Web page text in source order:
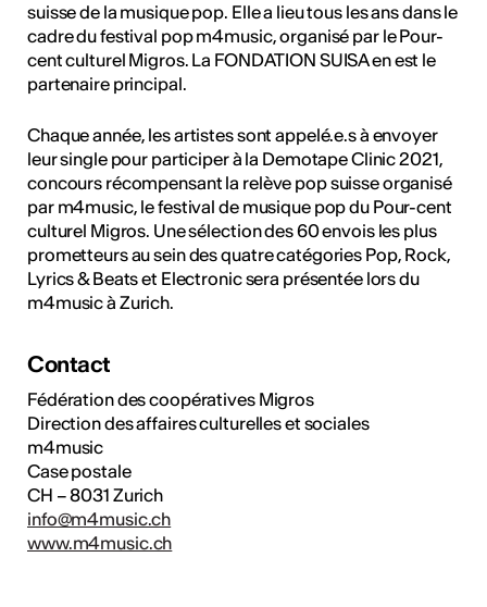
suisse de la musique pop. Elle a lieu tous les ans dans le
cadre du festival pop m4music, organisé par le Pour-
cent culturel Migros. La FONDATION SUISA en est le
partenaire principal.
Chaque année, les artistes sont appelé.e.s à envoyer
leur single pour participer à la Demotape Clinic 2021,
concours récompensant la relève pop suisse organisé
par m4music, le festival de musique pop du Pour-cent
culturel Migros. Une sélection des 60 envois les plus
prometteurs au sein des quatre catégories Pop, Rock,
Lyrics & Beats et Electronic sera présentée lors du
m4music à Zurich.
Contact
Fédération des coopératives Migros
Direction des affaires culturelles et sociales
m4music
Case postale
CH – 8031 Zurich
info@m4music.ch
www.m4music.ch